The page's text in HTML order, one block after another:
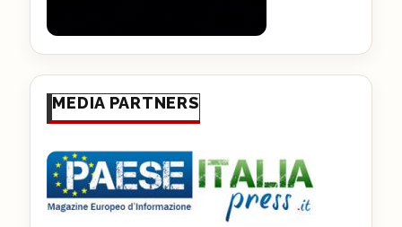
MEDIA PARTNERS